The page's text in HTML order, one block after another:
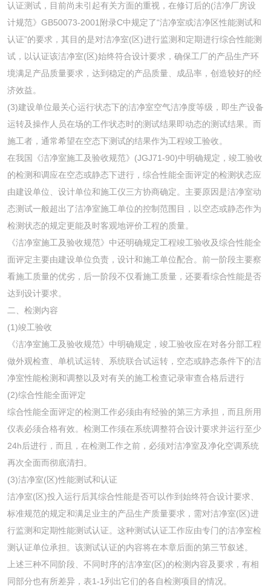
认证测试，目前尚未引起有关方面的重视，在修订后的(洁净厂房设
计规范》GB50073-2001附录C中规定了“洁净室或洁净区性能测试和
认证”的要求，其目的是对洁净室(区)进行监测和定期进行综合性能测
试，以认证该洁净室(区)始终符合设计要求，确保工厂的产品生产环
境满足产品质量要求，达到稳定的产品质量、成品率，创造较好的经
济效益。
(3)建设单位最关心运行状态下的洁净室空气洁净度等级，即生产设备
运转及操作人员在场的工作状态时的测试结果即动态的测试结果。而
施工者，通常希望在空态下测试的结果作为工程竣工验收。
在我国《洁净室施工及验收规范》(JGJ71-90)中明确规定，竣工验收
的检测和调应在空态或静态下进行，综合性能全面评定的检测状态应
由建设单位、设计单位和施工仪三方协商确定。主要原因是洁净室动
态测试一般超出了洁净室施工单位的控制范围目，以空态或静态作为
检测状态的规定更能及时客观地评价工程的质量。
《洁净室施工及验收规范》中还明确规定工程竣工验收及综合性能全
面评定主要由建设单位负责，设计和施工单位配合。前一阶段主要察
看施工质量的优劣，后一阶段不仅看施工质量，还要看综合性能是否
达到设计要求。
二、检测内容
(1)竣工验收
《洁净室施工及验收规范》中明确规定，竣工验收应在对各分部工程
做外观检查、单机试运转、系统联合试运转，空态或静态条件下的洁
净室性能检测和调整以及对有关的施工检查记录审查合格后进行
(2)综合性能全面评定
综合性能全面评定的检测工作必须由有经验的第三方承担，而且所用
仪表必须合格有效。检测工作须在系统调整符合设计要求并运行至少
24h后进行，而且，在检测工作之前，必须对洁净室及净化空调系统
再次全面而彻底清扫。
(3)洁净室(区)性能测试和认证
洁净室(区)投入运行后其综合性能是否可以作到始终符合设计要求、
标准规范的规定和满足业主的产品生产质量要求，需对洁净室(区)进
行监测和定期性能测试认证。这种测试认证工作应由专门的洁净室检
测认证单位承担。该测试认证的内容将在本章后面的第三节叙述。
上述三种不同阶段、不同时序的洁净室(区)的检测内容及要求，有相
同部分也有所差异，表1-1列出它们的各自检测项目的情况。